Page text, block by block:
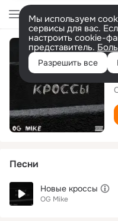
Мы используем
сервисы для вас.
настроить cookie-
представитель.
Разрешить все
Песни
Новые кроссы
OG Mike